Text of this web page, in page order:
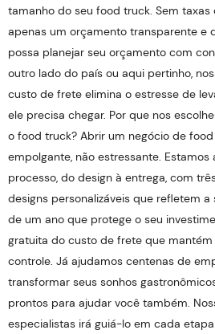
tamanho do seu food truck. Sem
apenas um orçamento transparente e
possa planejar seu orçamento com
outro lado do país ou aqui pertinho,
custo de frete elimina o estresse de
ele precisa chegar. Por que nos
o food truck? Abrir um negócio de
empolgante, não estressante.
processo, do design à entrega, com
designs personalizáveis ​​que refletem a
de um ano que protege o seu
gratuita do custo de frete que
controle. Já ajudamos centenas de
transformar seus sonhos
prontos para ajudar você também.
especialistas irá guiá-lo em cada